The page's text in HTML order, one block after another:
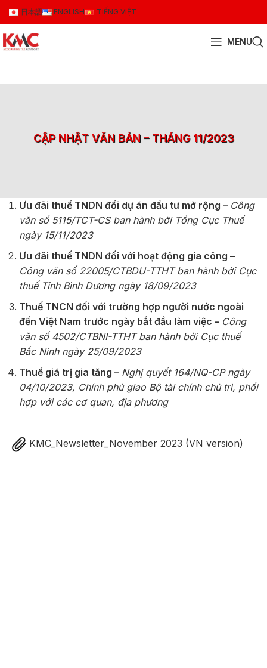
日本語 ENGLISH TIẾNG VIỆT
MENU
CẬP NHẬT VĂN BẢN – THÁNG 11/2023
Ưu đãi thuế TNDN đối dự án đầu tư mở rộng – Công
văn số 5115/TCT-CS ban hành bởi Tổng Cục Thuế
ngày 15/11/2023
Ưu đãi thuế TNDN đối với hoạt động gia công –
Công văn số 22005/CTBDU-TTHT ban hành bởi Cục
thuế Tỉnh Bình Dương ngày 18/09/2023
Thuế TNCN đối với trường hợp người nước ngoài
đến Việt Nam trước ngày bắt đầu làm việc – Công
văn số 4502/CTBNI-TTHT ban hành bởi Cục thuế
Bắc Ninh ngày 25/09/2023
Thuế giá trị gia tăng – Nghị quyết 164/NQ-CP ngày
04/10/2023, Chính phủ giao Bộ tài chính chủ trì, phối
hợp với các cơ quan, địa phương
KMC_Newsletter_November 2023 (VN version)